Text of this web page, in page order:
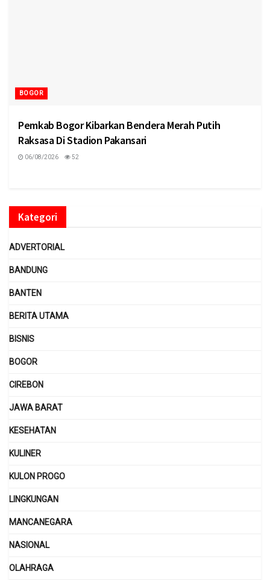
BOGOR
Pemkab Bogor Kibarkan Bendera Merah Putih
Raksasa Di Stadion Pakansari
06/08/2026 52
Kategori
ADVERTORIAL
BANDUNG
BANTEN
BERITA UTAMA
BISNIS
BOGOR
CIREBON
JAWA BARAT
KESEHATAN
KULINER
KULON PROGO
LINGKUNGAN
MANCANEGARA
NASIONAL
OLAHRAGA